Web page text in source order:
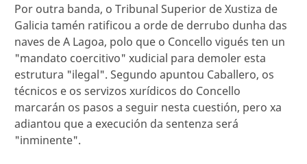
Por outra banda, o Tribunal Superior de Xustiza de
Galicia tamén ratificou a orde de derrubo dunha das
naves de A Lagoa, polo que o Concello vigués ten un
"mandato coercitivo" xudicial para demoler esta
estrutura "ilegal". Segundo apuntou Caballero, os
técnicos e os servizos xurídicos do Concello
marcarán os pasos a seguir nesta cuestión, pero xa
adiantou que a execución da sentenza será
"inminente".